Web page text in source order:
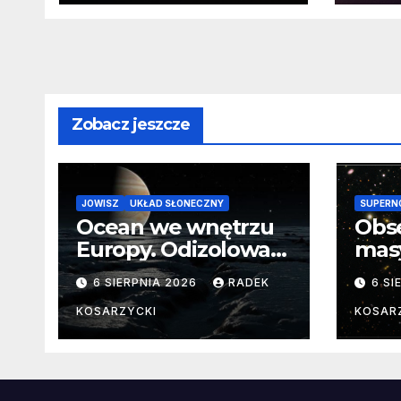
wokół martwej
na
Zobacz jeszcze
JOWISZ UKŁAD SŁONECZNY
Ocean we wnętrzu
Europy. Odizolowani
przez lodową
barierę
6 SIERPNIA 2026 RADEK
KOSARZYCKI
od
6